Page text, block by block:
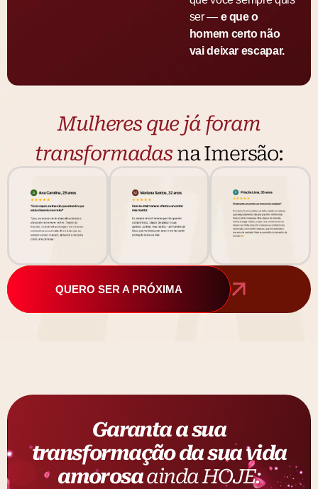
ser — e que o
homem certo não
vai deixar escapar.
Mulheres que já foram
transformadas na Imersão:
QUERO SER A PRÓXIMA
Garanta a sua
transformação da sua vida
amorosaainda HOJE: